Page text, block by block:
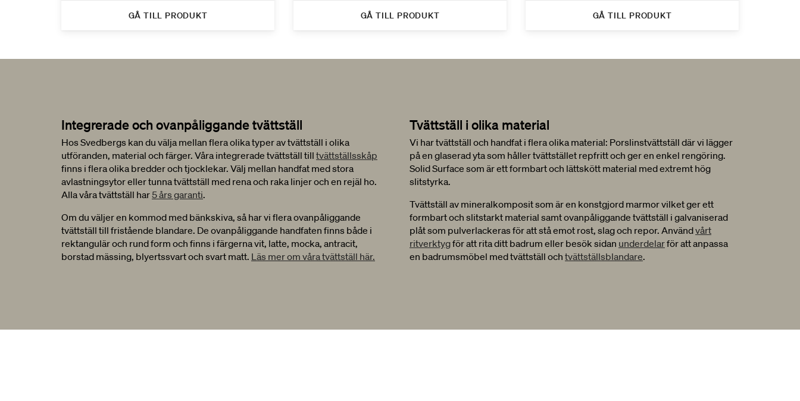
GÅ TILL PRODUKT GÅ TILL PRODUKT GÅ TILL PRODUKT
Integrerade och ovanpåliggande tvättställ
Hos Svedbergs kan du välja mellan flera olika typer av tvättställ i olika
utföranden, material och färger. Våra integrerade tvättställ till tvättställsskåp
finns i flera olika bredder och tjocklekar. Välj mellan handfat med stora
avlastningsytor eller tunna tvättställ med rena och raka linjer och en rejäl ho.
Alla våra tvättställ har5 års garanti.
Om du väljer en kommod med bänkskiva, så har vi flera ovanpåliggande
tvättställ till fristående blandare. De ovanpåliggande handfaten finns både i
rektangulär och rund form och finns i färgerna vit, latte, mocka, antracit,
borstad mässing, blyertssvart och svart matt. Läs mer om våra tvättställ här.
Tvättställ i olika material
Vi har tvättställ och handfat i flera olika material: Porslinstvättställ där vi lägger
på en glaserad yta som håller tvättstället repfritt och ger en enkel rengöring.
Solid Surface som är ett formbart och lättskött material med extremt hög
slitstyrka.
Tvättställ av mineralkomposit som är en konstgjord marmor vilket ger ett
formbart och slitstarkt material samt ovanpåliggande tvättställ i galvaniserad
plåt som pulverlackeras för att stå emot rost, slag och repor. Användvårt
ritverktygför att rita ditt badrum eller besök sidan underdelarför att anpassa
en badrumsmöbel med tvättställ och tvättställsblandare.